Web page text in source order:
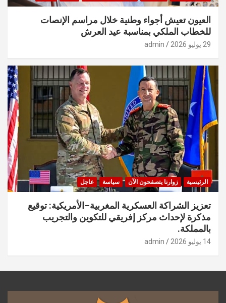
العيون تعيش أجواء وطنية خلال مراسم الإنصات
للخطاب الملكي بمناسبة عيد العرش
29 يوليو 2026 admin
الرئيسية زوارنا يتصفحون الآن سياسة عاجل
تعزيز الشراكة العسكرية المغربية–الأمريكية: توقيع
مذكرة لإحداث مركز إفريقي للتكوين والتجريب
بالمملكة.
14 يوليو 2026 admin